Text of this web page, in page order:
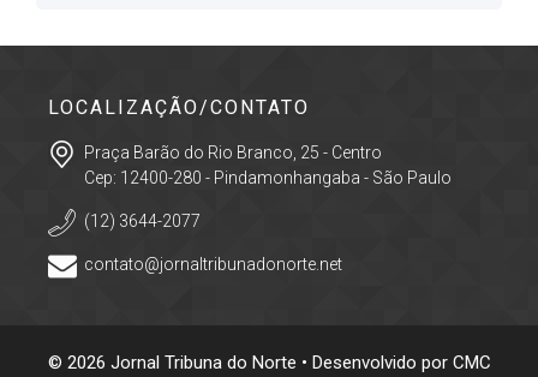
LOCALIZAÇÃO/CONTATO
Praça Barão do Rio Branco, 25 - Centro
Cep: 12400-280 - Pindamonhangaba - São Paulo
(12) 3644-2077
contato@jornaltribunadonorte.net
© 2026 Jornal Tribuna do Norte • Desenvolvido por CMC